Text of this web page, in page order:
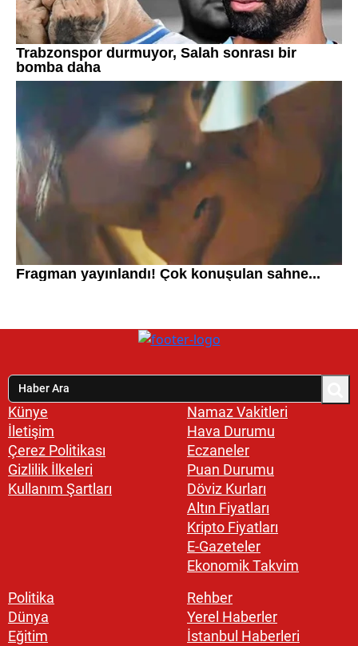
Künye
İletişim
Çerez Politikası
Gizlilik İlkeleri
Kullanım Şartları
Namaz Vakitleri
Hava Durumu
Eczaneler
Puan Durumu
Döviz Kurları
Altın Fiyatları
Kripto Fiyatları
E-Gazeteler
Ekonomik Takvim
Politika
Dünya
Eğitim
Rehber
Yerel Haberler
İstanbul Haberleri